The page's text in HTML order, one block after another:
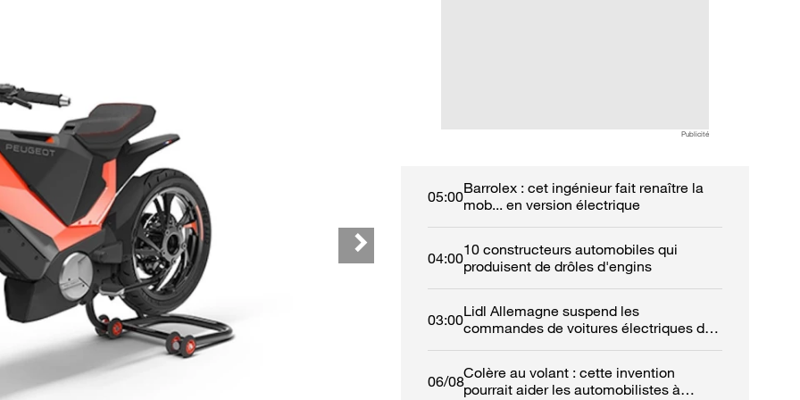
Publicité
05:00Barrolex : cet ingénieur fait renaître la
mob... en version électrique
04:0010 constructeurs automobiles qui
produisent de drôles d'engins
03:00Lidl Allemagne suspend les
commandes de voitures électriques de
06/08Colère au volant : cette invention
pourrait aider les automobilistes à